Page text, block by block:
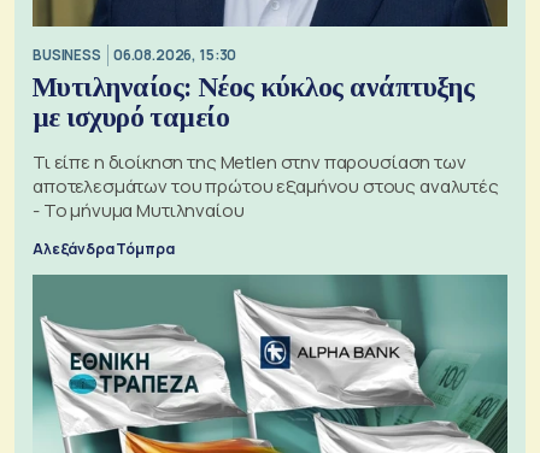
BUSINESS 06.08.2026, 15:30
Μυτιληναίος: Νέος κύκλος ανάπτυξης
με ισχυρό ταμείο
Τι είπε η διοίκηση της Metlen στην παρουσίαση των
αποτελεσμάτων του πρώτου εξαμήνου στους αναλυτές
- Το μήνυμα Μυτιληναίου
Αλεξάνδρα Τόμπρα